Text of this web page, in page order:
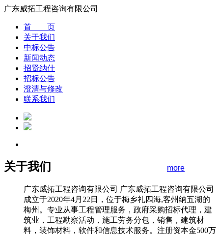
广东威拓工程咨询有限公司
首 页
关于我们
中标公告
新闻动态
招贤纳仕
招标公告
澄清与修改
联系我们
关于我们 more
广东威拓工程咨询有限公司 广东威拓工程咨询有限公司
成立于2020年4月22日，位于梅乡礼四海,客州纳五湖的
梅州。专业从事工程管理服务，政府采购招标代理，建
筑业，工程勘察活动，施工劳务分包，销售，建筑材
料，装饰材料，软件和信息技术服务。注册资本金500万